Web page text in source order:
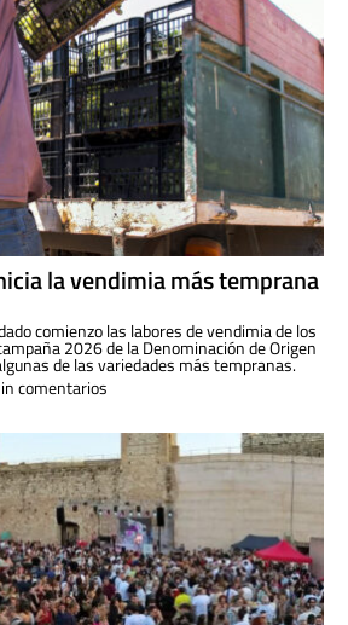
la vendimia más temprana
comienzo las labores de vendimia de los
2026 de la Denominación de Origen
de las variedades más tempranas.
comentarios